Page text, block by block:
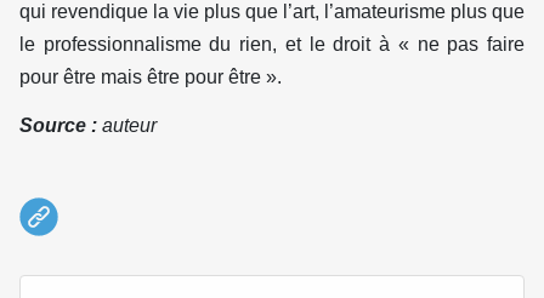
qui revendique la vie plus que l’art, l’amateurisme plus que
le professionnalisme du rien, et le droit à « ne pas faire
pour être mais être pour être ».
Source : auteur